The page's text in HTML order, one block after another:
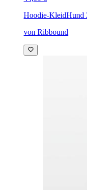
Hoodie-KleidHund
von Ribbound